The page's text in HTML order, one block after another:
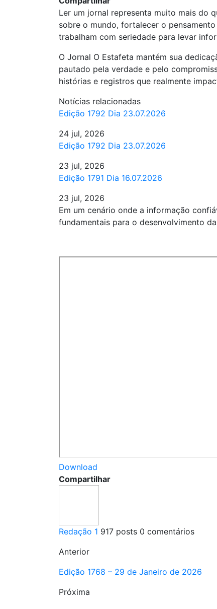
Ler um jornal representa muito mais do
sobre o mundo, fortalecer o
trabalham com seriedade para levar
O Jornal O Estafeta mantém sua
pautado pela verdade e pelo
histórias e registros que realmente
Notícias relacionadas
Edição 1792 Dia 23.07.2026
24 jul, 2026
Edição 1792 Dia 23.07.2026
23 jul, 2026
Edição 1791 Dia 16.07.2026
23 jul, 2026
Em um cenário onde a informação
fundamentais para o desenvolvimento
Download
Compartilhar
Redação 1 917 posts 0 comentários
Anterior
Edição 1768 – 29 de Janeiro de 2026
Próxima